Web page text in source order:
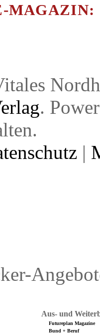
MAGAZIN:
.
|
Aus- und
Futureplan Magazine
Bund + Beruf